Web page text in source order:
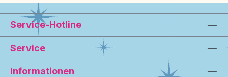
Service-Hotline
Service
Informationen